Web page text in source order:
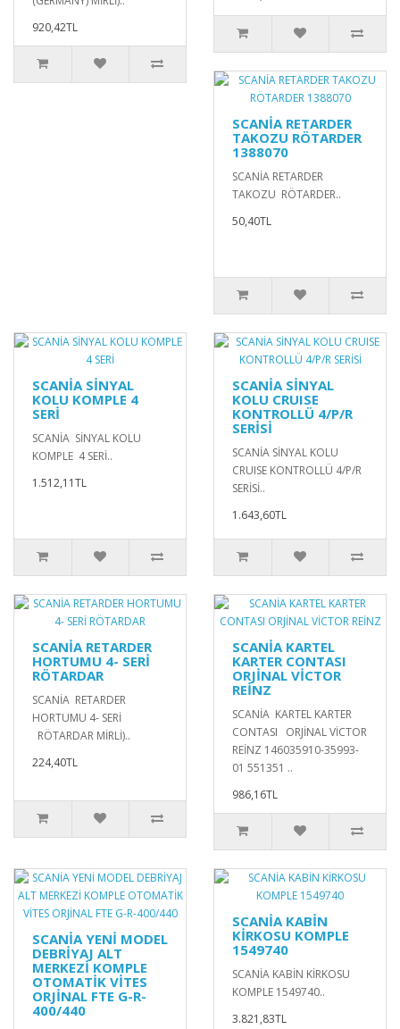
920,42TL
SCANİA RETARDER
TAKOZU RÖTARDER
1388070
SCANİA RETARDER
TAKOZU RÖTARDER..
50,40TL
SCANİA SİNYAL
KOLU KOMPLE 4
SERİ
SCANİA SİNYAL KOLU
KOMPLE 4 SERİ..
1.512,11TL
SCANİA SİNYAL
KOLU CRUISE
KONTROLLÜ 4/P/R
SERİSİ
SCANİA SİNYAL KOLU
CRUISE KONTROLLÜ 4/P/R
SERİSİ..
1.643,60TL
SCANİA RETARDER
HORTUMU 4- SERİ
RÖTARDAR
SCANİA RETARDER
HORTUMU 4- SERİ
RÖTARDAR MİRLİ)..
224,40TL
SCANİA KARTEL
KARTER CONTASI
ORJİNAL VİCTOR
REİNZ
SCANİA KARTEL KARTER
CONTASI ORJİNAL VİCTOR
REİNZ 146035910-35993-
01 551351 ..
986,16TL
SCANİA YENİ MODEL
DEBRİYAJ ALT
MERKEZİ KOMPLE
OTOMATİK VİTES
ORJİNAL FTE G-R-
400/440
SCANİA KABİN
KİRKOSU KOMPLE
1549740
SCANİA KABİN KİRKOSU
KOMPLE 1549740..
3.821,83TL